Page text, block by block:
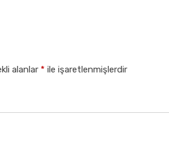
alanlar * ile işaretlenmişlerdir